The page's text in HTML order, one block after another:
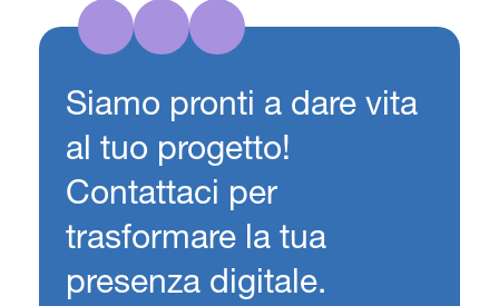
Siamo pronti a dare vita
al tuo progetto!
Contattaci per
trasformare la tua
presenza digitale.